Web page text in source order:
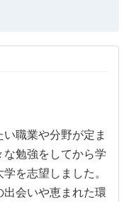
職業や分野が定ま
勉強をしてから学
を志望しました。
会いや恵まれた環